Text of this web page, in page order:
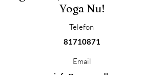
Yoga Nu!
Telefon
81710871
Email
info@yoganu.dk